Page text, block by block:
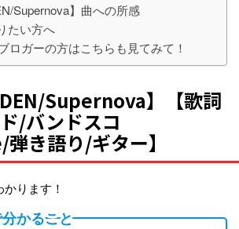
Supernova】曲への所感
たい方へ
ロガーの方はこちらも見てみて！
Supernova】【歌詞
/バンドスコ
き語り/ギター】
ります！
かること